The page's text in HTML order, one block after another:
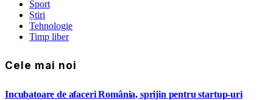
Sport
Știri
Tehnologie
Timp liber
Cele mai noi
Incubatoare de afaceri România, sprijin pentru startup-uri